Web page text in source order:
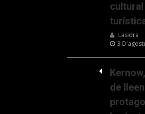
cultural
Lasidra
3
de